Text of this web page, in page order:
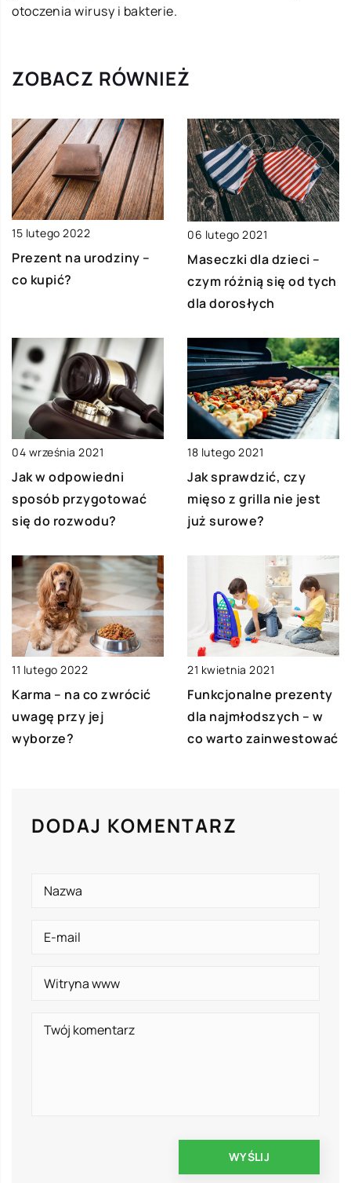
otoczenia wirusy i bakterie.
ZOBACZ RÓWNIEŻ
15 lutego 2022
Prezent na urodziny –
co kupić?
06 lutego 2021
Maseczki dla dzieci –
czym różnią się od tych
dla dorosłych
04 września 2021
Jak w odpowiedni
sposób przygotować
się do rozwodu?
18 lutego 2021
Jak sprawdzić, czy
mięso z grilla nie jest
już surowe?
11 lutego 2022
Karma – na co zwrócić
uwagę przy jej
wyborze?
21 kwietnia 2021
Funkcjonalne prezenty
dla najmłodszych – w
co warto zainwestować
DODAJ KOMENTARZ